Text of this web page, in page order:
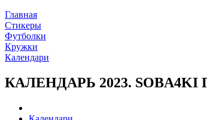
Главная
Стикеры
Футболки
Кружки
Календари
КАЛЕНДАРЬ 2023. SOBA4KI